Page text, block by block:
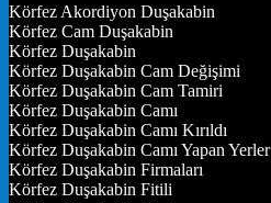
Körfez Akordiyon Duşakabin
Körfez Cam Duşakabin
Körfez Duşakabin
Körfez Duşakabin Cam Değişimi
Körfez Duşakabin Cam Tamiri
Körfez Duşakabin Camı
Körfez Duşakabin Camı Kırıldı
Körfez Duşakabin Camı Yapan Yerler
Körfez Duşakabin Firmaları
Körfez Duşakabin Fitili